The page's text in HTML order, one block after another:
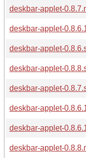
deskbar-applet-
deskbar-applet-
deskbar-applet-
deskbar-applet-
deskbar-applet-
deskbar-applet-
deskbar-applet-
deskbar-applet-